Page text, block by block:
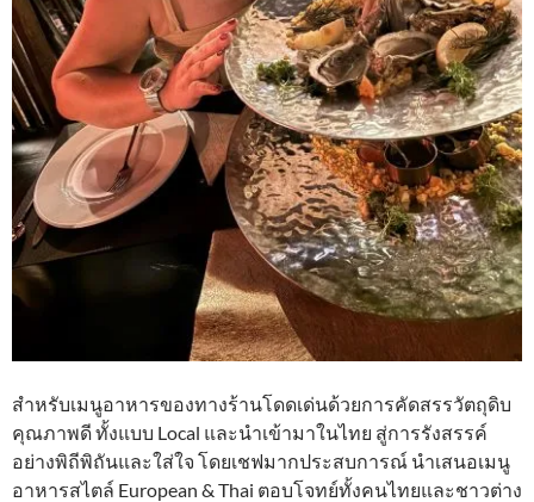
สำหรับเมนูอาหารของทางร้านโดดเด่นด้วยการคัดสรรวัตถุดิบ
คุณภาพดี ทั้งแบบ Local และนำเข้ามาในไทย สู่การรังสรรค์
อย่างพิถีพิถันและใส่ใจ โดยเชฟมากประสบการณ์ นำเสนอเมนู
อาหารสไตล์ European & Thai ตอบโจทย์ทั้งคนไทยและชาวต่าง